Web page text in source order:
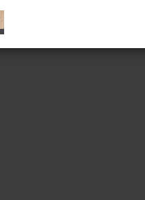
MLB
Chaussures